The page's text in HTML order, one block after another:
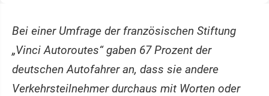
Bei einer Umfrage der französischen Stiftung
„Vinci Autoroutes“ gaben 67 Prozent der
deutschen Autofahrer an, dass sie andere
Verkehrsteilnehmer durchaus mit Worten oder